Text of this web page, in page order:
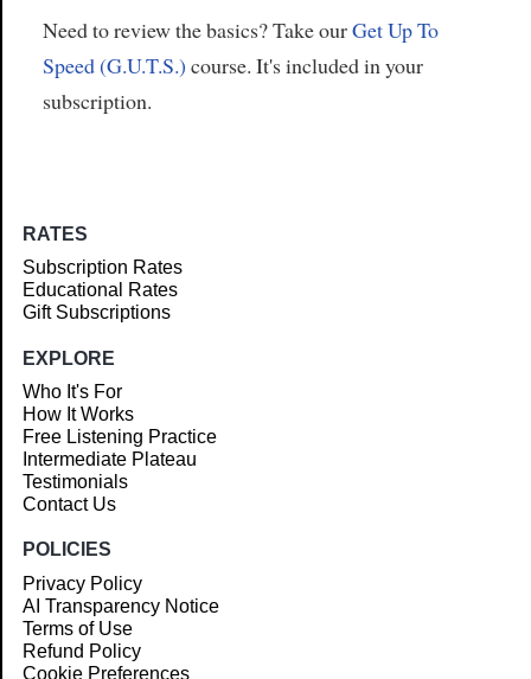
Need to review the basics? Take ourGet Up To
Speed (G.U.T.S.) course. It's included in your
subscription.
RATES
Subscription Rates
Educational Rates
Gift Subscriptions
EXPLORE
Who It's For
How It Works
Free Listening Practice
Intermediate Plateau
Testimonials
Contact Us
POLICIES
Privacy Policy
AI Transparency Notice
Terms of Use
Refund Policy
Cookie Preferences